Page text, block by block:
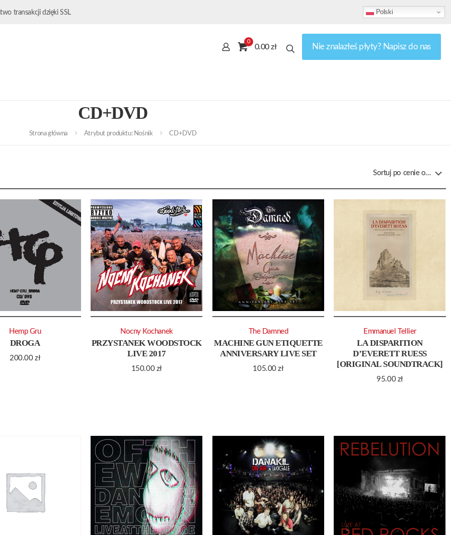
transakcji dzięki SSL Polski
0
0.00 zł Nie znalazłeś płyty? Napisz do nas
CD+DVD
Strona główna Atrybut produktu: Nośnik CD+DVD
DROGA
200.00zł
Hemp Gru
PRZYSTANEK WOODSTOCK
LIVE 2017
150.00 zł
Nocny Kochanek
MACHINE GUN ETIQUETTE
ANNIVERSARY LIVE SET
105.00zł
The Damned
LA DISPARITION
D’EVERETT RUESS
[ORIGINAL SOUNDTRACK]
95.00 zł
Emmanuel Tellier